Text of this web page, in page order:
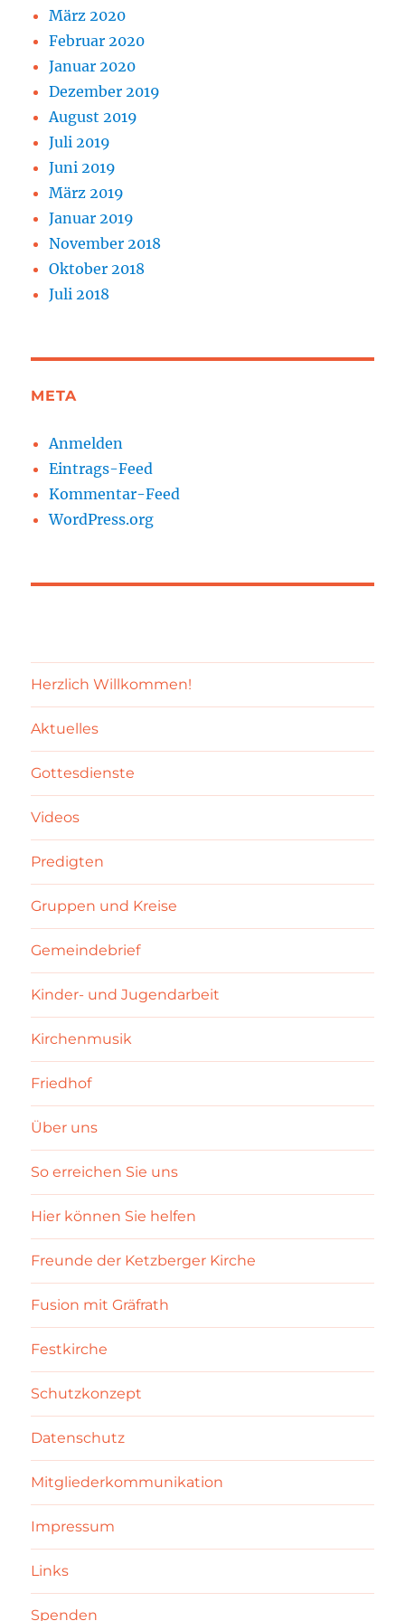
März 2020
Februar 2020
Januar 2020
Dezember 2019
August 2019
Juli 2019
Juni 2019
März 2019
Januar 2019
November 2018
Oktober 2018
Juli 2018
META
Anmelden
Eintrags-Feed
Kommentar-Feed
WordPress.org
Herzlich Willkommen!
Aktuelles
Gottesdienste
Videos
Predigten
Gruppen und Kreise
Gemeindebrief
Kinder- und Jugendarbeit
Kirchenmusik
Friedhof
Über uns
So erreichen Sie uns
Hier können Sie helfen
Freunde der Ketzberger Kirche
Fusion mit Gräfrath
Festkirche
Schutzkonzept
Datenschutz
Mitgliederkommunikation
Impressum
Links
Spenden